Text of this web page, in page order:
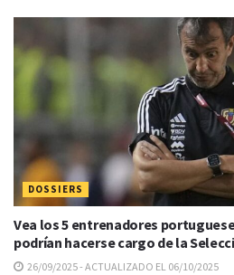
DOSSIERS
Vea los 5 entrenadores
podrían hacerse cargo de la
26/09/2025 - ACTUALIZADO EL 06/10/2025